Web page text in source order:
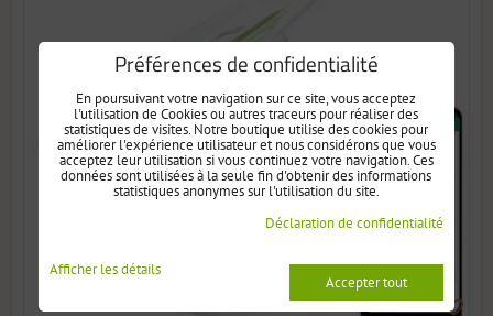
Préférences de confidentialité
En poursuivant votre navigation sur ce site, vous acceptez
l'utilisation de Cookies ou autres traceurs pour réaliser des
statistiques de visites. Notre boutique utilise des cookies pour
améliorer l'expérience utilisateur et nous considérons que vous
acceptez leur utilisation si vous continuez votre navigation. Ces
données sont utilisées à la seule fin d'obtenir des informations
statistiques anonymes sur l'utilisation du site.
Déclaration de confidentialité
Afficher les détails
Accepter tout